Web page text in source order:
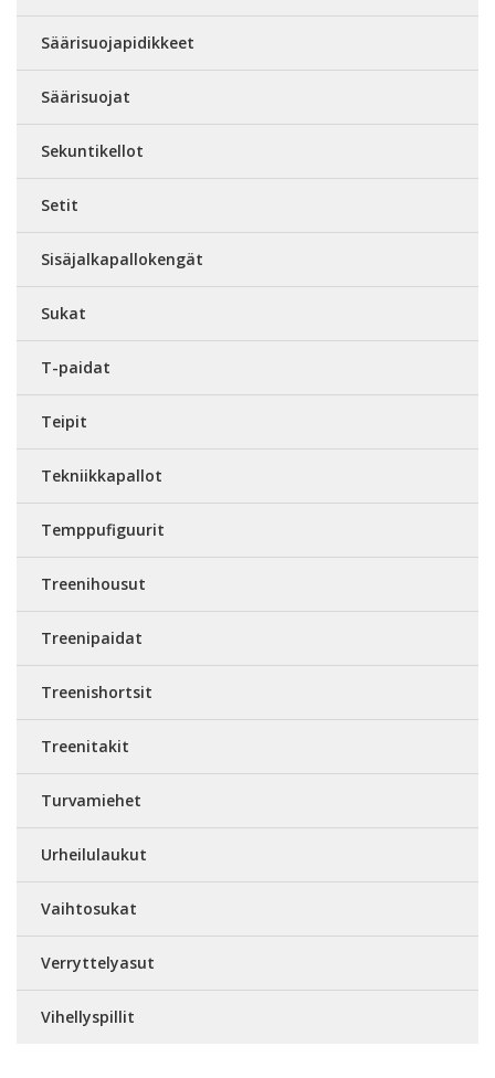
Säärisuojapidikkeet
Säärisuojat
Sekuntikellot
Setit
Sisäjalkapallokengät
Sukat
T-paidat
Teipit
Tekniikkapallot
Temppufiguurit
Treenihousut
Treenipaidat
Treenishortsit
Treenitakit
Turvamiehet
Urheilulaukut
Vaihtosukat
Verryttelyasut
Vihellyspillit